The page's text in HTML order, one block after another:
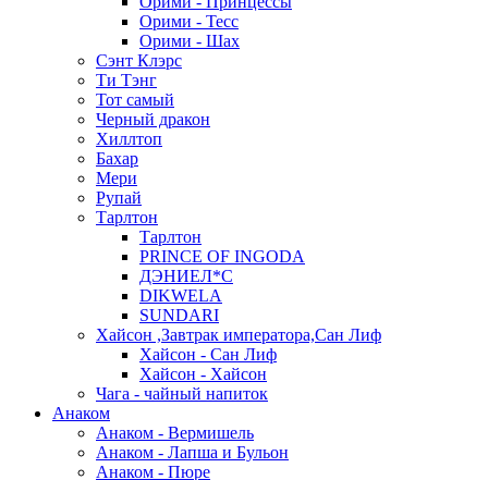
Орими - Тесс
Орими - Шах
Сэнт Клэрс
Ти Тэнг
Тот самый
Черный дракон
Хиллтоп
Бахар
Мери
Рупай
Тарлтон
Тарлтон
PRINCE OF INGODA
ДЭНИЕЛ*С
DIKWELA
SUNDARI
Хайсон ,Завтрак императора,Сан Лиф
Хайсон - Сан Лиф
Хайсон - Хайсон
Чага - чайный напиток
Анаком
Анаком - Вермишель
Анаком - Лапша и Бульон
Анаком - Пюре